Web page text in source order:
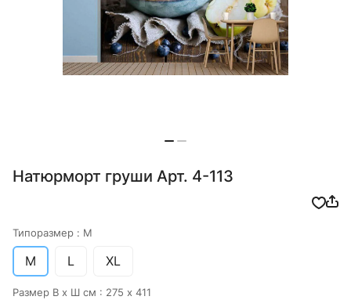
Натюрморт груши Арт. 4-113
Типоразмер : M
M L XL
Размер В х Ш см : 275 х 411